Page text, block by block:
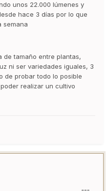
unos 22.000 lúmenes y
hace 3 días por lo que
semana
de tamaño entre plantas,
ni ser variedades iguales, 3
de probar todo lo posible
realizar un cultivo